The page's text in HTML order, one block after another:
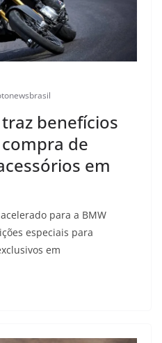
benefícios
de
em
para a BMW
especiais para
em